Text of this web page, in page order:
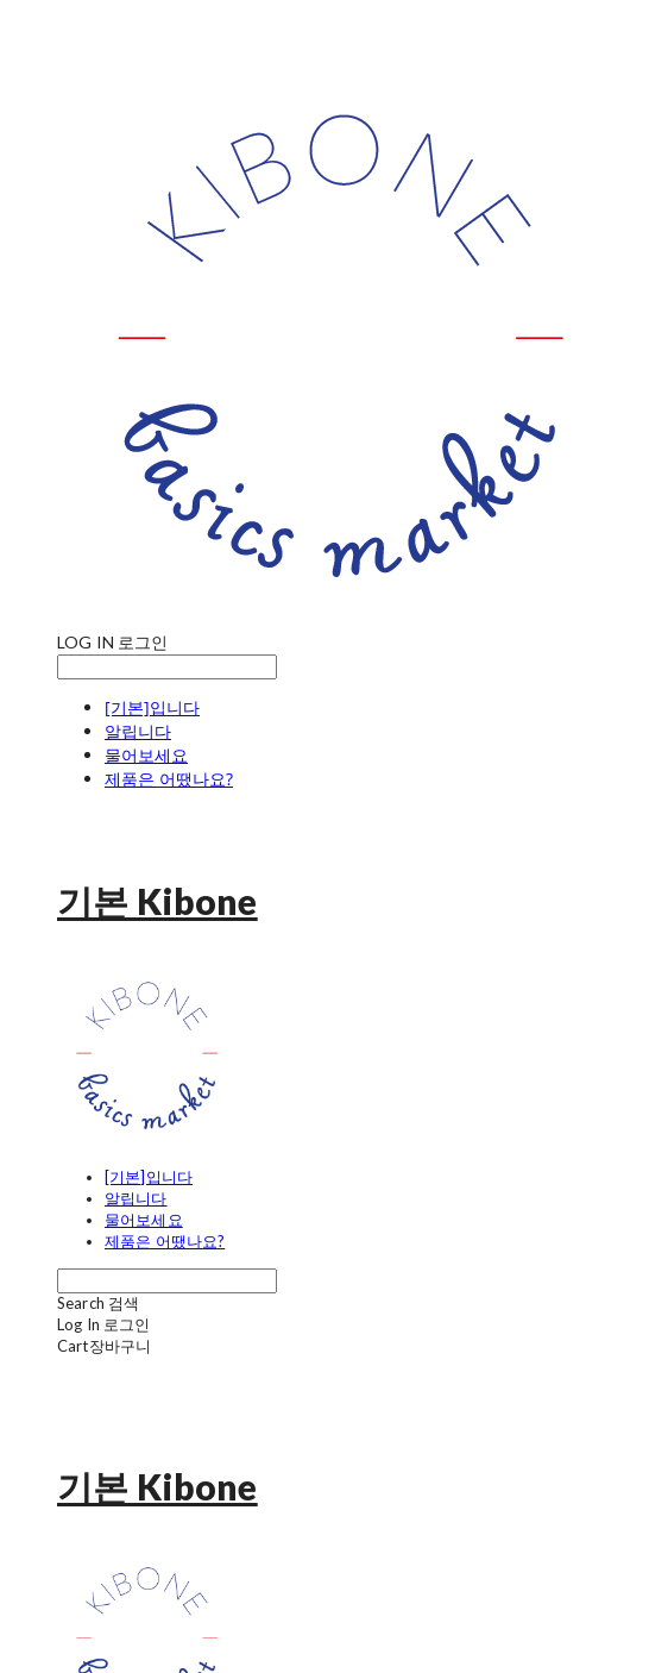
LOG IN 로그인
[기본]입니다
알립니다
물어보세요
제품은 어땠나요?
기본 Kibone
[기본]입니다
알립니다
물어보세요
제품은 어땠나요?
Search 검색
Log In 로그인
Cart장바구니
기본 Kibone